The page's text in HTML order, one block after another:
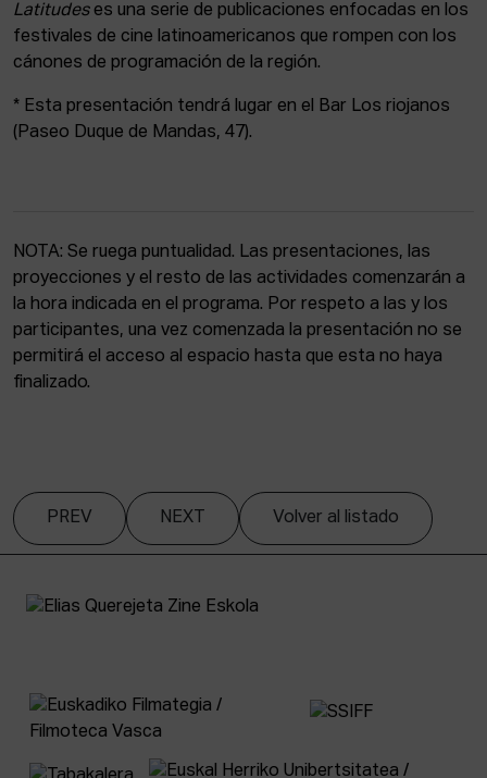
Latitudes es una serie de publicaciones enfocadas en los
festivales de cine latinoamericanos que rompen con los
cánones de programación de la región.
* Esta presentación tendrá lugar en el Bar Los riojanos
(Paseo Duque de Mandas, 47).
NOTA: Se ruega puntualidad. Las presentaciones, las
proyecciones y el resto de las actividades comenzarán a
la hora indicada en el programa. Por respeto a las y los
participantes, una vez comenzada la presentación no se
permitirá el acceso al espacio hasta que esta no haya
finalizado.
PREV NEXT Volver al listado